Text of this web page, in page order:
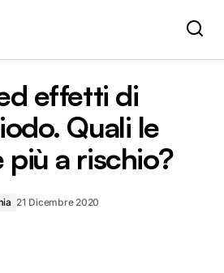
effetti di
Quali le
a rischio?
21 Dicembre 2020